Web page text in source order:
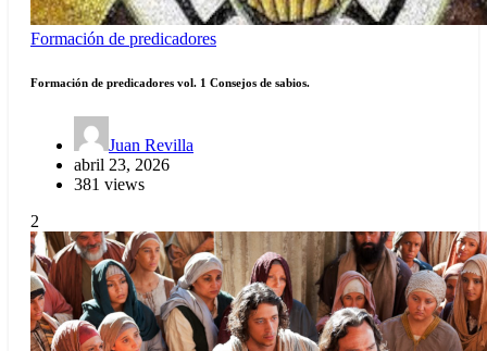
Formación de predicadores
Formación de predicadores vol. 1 Consejos de sabios.
Juan Revilla
abril 23, 2026
381 views
2